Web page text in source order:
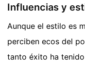
Influencias y
Aunque el estilo es
perciben ecos del
tanto éxito ha